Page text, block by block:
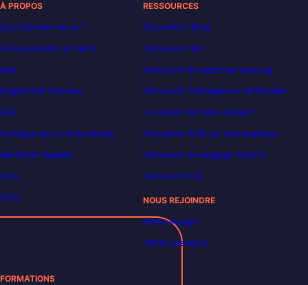
À PROPOS
Qui sommes-nous ?
Financements et tarifs
Avis
Règlement intérieur
FAQ
Politique de confidentialité
Mentions légales
CGU
CGV
RESSOURCES
Decoded | Blog
Découvrir n8n
Découvrir le machine learning
Découvrir l’intelligence artificielle
Le métier de Data Analyst
Formation POEI en informatique
Découvrir le langage Python
Découvrir SQL
NOUS REJOINDRE
Notre équipe
Offres d’emploi
FORMATIONS